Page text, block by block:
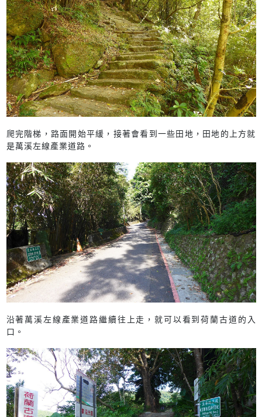
爬完階梯，路面開始平緩，接著會看到一些田地，田地的上方就
是萬溪左線產業道路。
沿著萬溪左線產業道路繼續往上走，就可以看到荷蘭古道的入
口。